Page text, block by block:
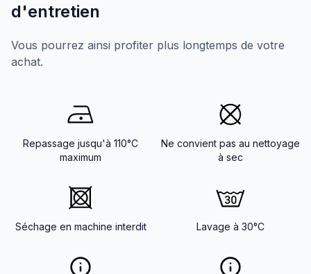
d'entretien
Vous pourrez ainsi profiter plus longtemps de votre
achat.
Repassage jusqu'à 110°C
maximum
Ne convient pas au nettoyage
à sec
Séchage en machine interdit Lavage à 30°C